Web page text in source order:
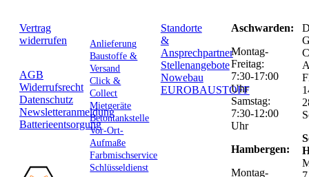
Vertrag
widerrufen
AGB
Widerrufsrecht
Datenschutz
Newsletteranmeldung
Batterieentsorgung
Anlieferung
Baustoffe &
Versand
Click &
Collect
Mietgeräte
Betontankstelle
Vor-Ort-
Aufmaße
Farbmischservice
Schlüsseldienst
Standorte
&
Ansprechpartner
Stellenangebote
Nowebau
EUROBAUSTOFF
Aschwarden:
Montag-
Freitag:
7:30-17:00
Uhr
Samstag:
7:30-12:00
Uhr
Hambergen:
Montag-